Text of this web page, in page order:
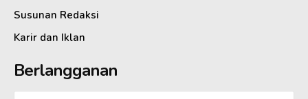
Susunan Redaksi
Karir dan Iklan
Berlangganan